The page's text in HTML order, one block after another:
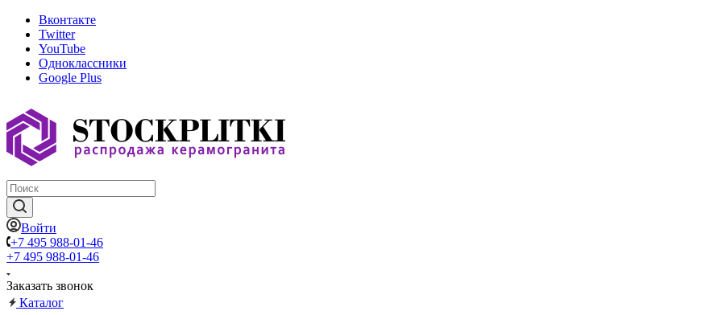
Вконтакте
Twitter
YouTube
Одноклассники
Google Plus
Войти
+7 495 988-01-46
+7 495 988-01-46
Заказать звонок
Каталог